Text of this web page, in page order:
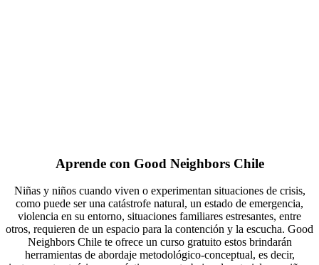
Aprende con Good Neighbors Chile
Niñas y niños cuando viven o experimentan situaciones de crisis,
como puede ser una catástrofe natural, un estado de emergencia,
violencia en su entorno, situaciones familiares estresantes, entre
otros, requieren de un espacio para la contención y la escucha. Good
Neighbors Chile te ofrece un curso gratuito estos brindarán
herramientas de abordaje metodológico-conceptual, es decir,